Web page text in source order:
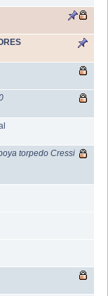
torpedo Cressi